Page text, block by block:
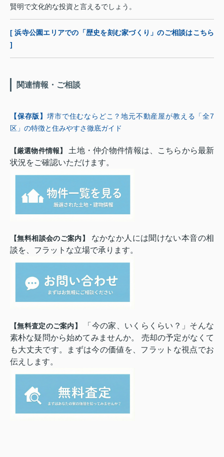
賢明で文化的な投資と言えるでしょう。
[ 浜寺公園エリアでの「歴史を刻む家づくり」のご相談はこちら
]
関連情報・ご相談
【保存版】堺市で住むならどこ？地元不動産屋が教える「全7
区」の特徴と住みやすさ徹底ガイド
【厳選物件情報】
土地・仲介物件情報は、こちらから最新
状況をご確認いただけます。
【無料相談会のご案内】
なかなか人には聞けない本音の相
談を、フラットな立場で承ります。
【無料査定のご案内】
「今の家、いくらくらい？」そんな
素朴な疑問から始めてみませんか。 売却の予定がなくて
も大丈夫です。まずは今の価値を、フラットな視点でお
伝えします。